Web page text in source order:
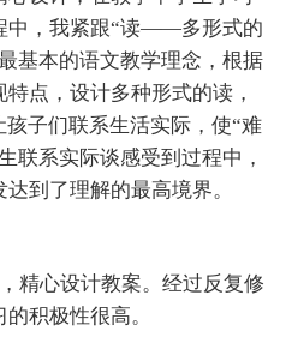
中，我紧跟“读——多形式的
基本的语文教学理念，根据
点，设计多种形式的读，
子们联系生活实际，使“难
联系实际谈感受到过程中，
到了理解的最高境界。
精心设计教案。经过反复修
积极性很高。